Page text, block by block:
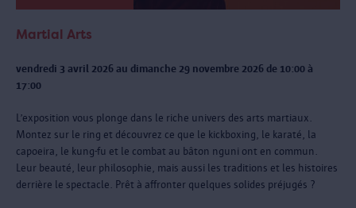
Martial Arts
vendredi 3 avril 2026 au dimanche 29 novembre 2026 de 10:00 à
17:00
L’exposition vous plonge dans le riche univers des arts martiaux.
Montez sur le ring et découvrez ce que le kickboxing, le karaté, la
capoeira, le kung-fu et le combat au bâton nguni ont en commun.
Leur beauté, leur philosophie, mais aussi les traditions et les histoires
derrière le spectacle. Prêt à affronter quelques solides préjugés ?